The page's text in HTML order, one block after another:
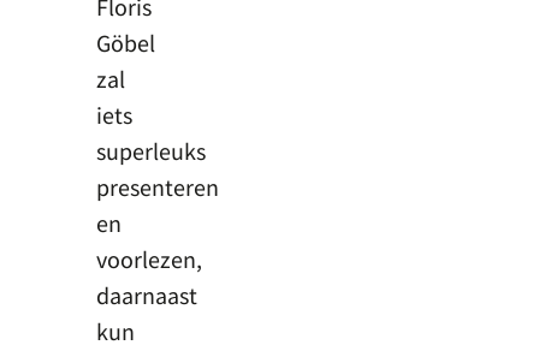
Floris
Göbel
zal
iets
superleuks
presenteren
en
voorlezen,
daarnaast
kun